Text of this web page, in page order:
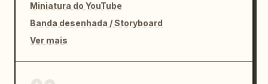
Miniatura do YouTube
Banda desenhada / Storyboard
Ver mais